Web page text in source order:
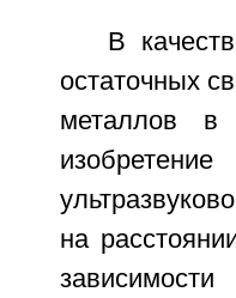
В
остаточных
металлов
на